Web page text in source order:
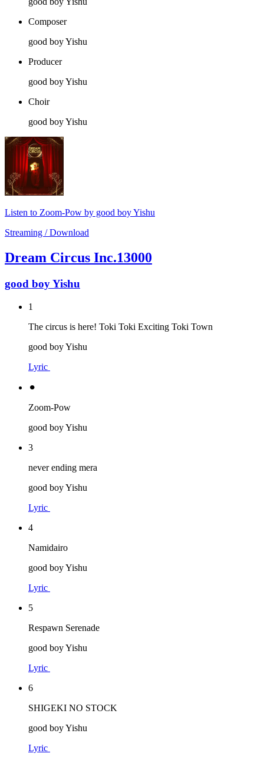
Composer
good boy Yishu
Producer
good boy Yishu
Choir
good boy Yishu
Listen to Zoom-Pow by good boy Yishu
Streaming / Download
Dream Circus Inc.13000
good boy Yishu
1
The circus is here! Toki Toki Exciting Toki Town
good boy Yishu
Lyric
⚫︎
Zoom-Pow
good boy Yishu
3
never ending mera
good boy Yishu
Lyric
4
Namidairo
good boy Yishu
Lyric
5
Respawn Serenade
good boy Yishu
Lyric
6
SHIGEKI NO STOCK
good boy Yishu
Lyric